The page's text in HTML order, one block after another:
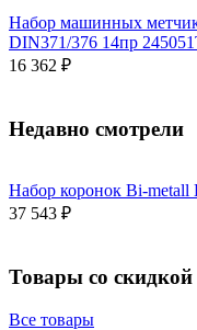
Набор машинных
DIN371/376 14пр
16 362 ₽
Недавно смотрели
Набор коронок Bi-
37 543 ₽
Товары со скидкой
Все товары